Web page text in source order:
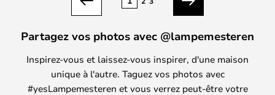
Précédent Suivant
Partagez vos photos avec @lampemesteren
Inspirez-vous et laissez-vous inspirer, d'une maison
unique à l'autre. Taguez vos photos avec
#yesLampemesteren et vous verrez peut-être votre